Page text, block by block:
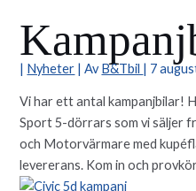
| Nyheter | Av B&Tbil | 7
Vi har ett antal kampanjbilar!
Sport 5-dörrars som vi säljer
och Motorvärmare med
levererans. Kom in och